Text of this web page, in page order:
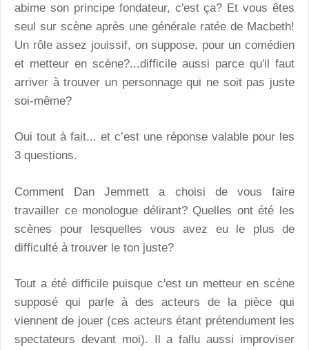
abime son principe fondateur, c'est ça? Et vous êtes
seul sur scène après une générale ratée de Macbeth!
Un rôle assez jouissif, on suppose, pour un comédien
et metteur en scène?...difficile aussi parce qu'il faut
arriver à trouver un personnage qui ne soit pas juste
soi-même?
Oui tout à fait... et c’est une réponse valable pour les
3 questions.
Comment Dan Jemmett a choisi de vous faire
travailler ce monologue délirant? Quelles ont été les
scènes pour lesquelles vous avez eu le plus de
difficulté à trouver le ton juste?
Tout a été difficile puisque c'est un metteur en scène
supposé qui parle à des acteurs de la pièce qui
viennent de jouer (ces acteurs étant prétendument les
spectateurs devant moi). Il a fallu aussi improviser